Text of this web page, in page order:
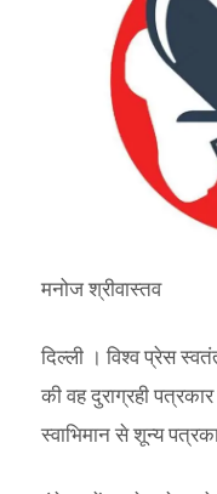
मनोज श्रीवास्तव
दिल्ली । विश्व प्रेस
की वह दुराग्रही
स्वाभिमान से शून्य